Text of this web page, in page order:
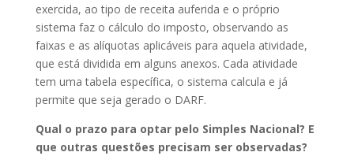
exercida, ao tipo de receita auferida e o próprio
sistema faz o cálculo do imposto, observando as
faixas e as alíquotas aplicáveis para aquela atividade,
que está dividida em alguns anexos. Cada atividade
tem uma tabela específica, o sistema calcula e já
permite que seja gerado o DARF.
Qual o prazo para optar pelo Simples Nacional? E
que outras questões precisam ser observadas?